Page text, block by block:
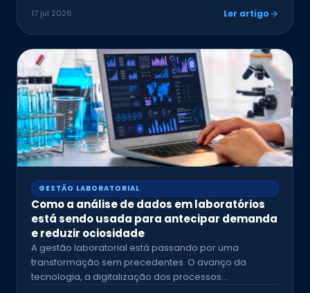
17 jul 2026 Ler artigo
GESTÃO LABORATORIAL
Como a análise de dados em laboratórios
está sendo usada para antecipar demanda
e reduzir ociosidade
A gestão laboratorial está passando por uma
transformação sem precedentes. O avanço da
tecnologia, a digitalização dos processos…